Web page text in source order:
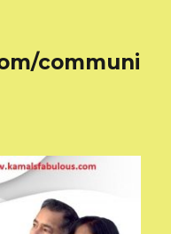
community